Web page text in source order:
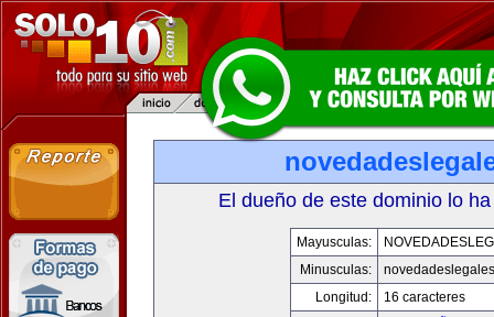
El dueño de este dominio lo
Mayusculas:
Minusculas:
Longitud:
16 caracteres